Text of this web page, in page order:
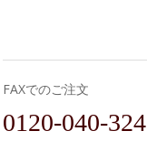
FAXでのご注文
0120-040-324